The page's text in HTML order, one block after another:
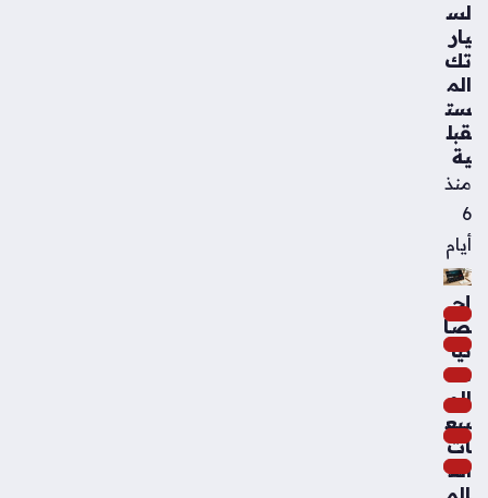
لس
يار
تك
الم
ست
قبل
ية
منذ
6
أيام
إح
صا
ئيا
ت
الم
بيع
ات
الع